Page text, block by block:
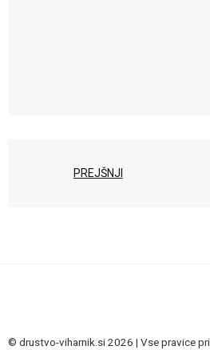
PREJŠNJI
© drustvo-viharnik.si 2026 | Vse pravice